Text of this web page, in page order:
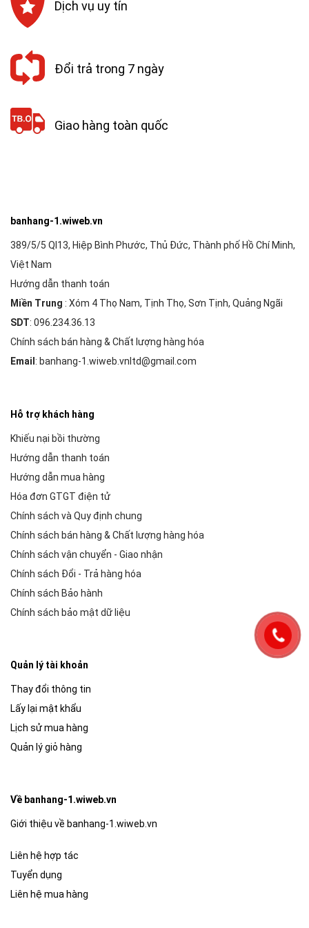
Dịch vụ uy tín
Đổi trả trong 7 ngày
Giao hàng toàn quốc
banhang-1.wiweb.vn
389/5/5 Ql13, Hiệp Bình Phước, Thủ Đức, Thành phố Hồ Chí Minh,
Việt Nam
Hướng dẫn thanh toán
Miền Trung : Xóm 4 Thọ Nam, Tịnh Thọ, Sơn Tịnh, Quảng Ngãi
SDT: 096.234.36.13
Chính sách bán hàng & Chất lượng hàng hóa
Email : banhang-1.wiweb.vnltd@gmail.com
Hỗ trợ khách hàng
Khiếu nại bồi thường
Hướng dẫn thanh toán
Hướng dẫn mua hàng
Hóa đơn GTGT điện tử
Chính sách và Quy định chung
Chính sách bán hàng & Chất lượng hàng hóa
Chính sách vận chuyển - Giao nhận
Chính sách Đổi - Trả hàng hóa
Chính sách Bảo hành
Chính sách bảo mật dữ liệu
Quản lý tài khoản
Thay đổi thông tin
Lấy lại mật khẩu
Lịch sử mua hàng
Quản lý giỏ hàng
Về banhang-1.wiweb.vn
Giới thiệu về banhang-1.wiweb.vn
Liên hệ hợp tác
Tuyển dụng
Liên hệ mua hàng